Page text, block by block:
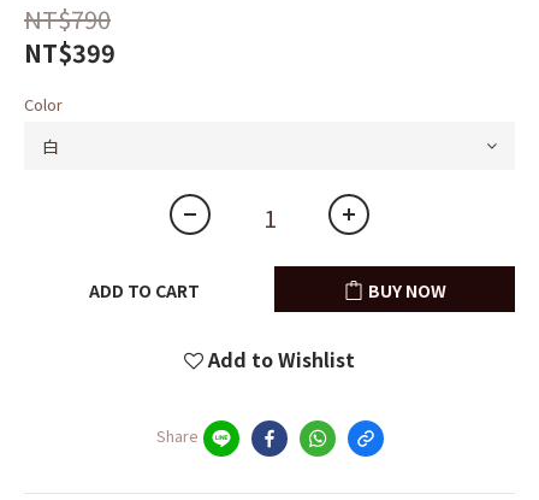
NT$790
NT$399
Color
ADD TO CART BUY NOW
Add to Wishlist
Share